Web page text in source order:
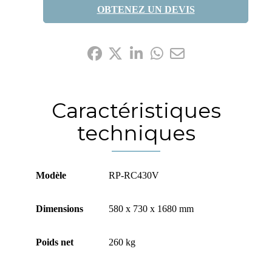
OBTENEZ UN DEVIS
Caractéristiques
techniques
Modèle RP-RC430V
Dimensions 580 x 730 x 1680 mm
Poids net 260 kg